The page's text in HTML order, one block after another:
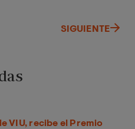
SIGUIENTE
VIU, recibe el Premio